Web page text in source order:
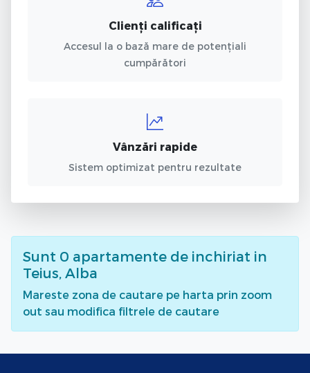
Clienți calificați
Accesul la o bază mare de potențiali
cumpărători
Vânzări rapide
Sistem optimizat pentru rezultate
Sunt 0 apartamente de inchiriat in
Teius, Alba
Mareste zona de cautare pe harta prin zoom
out sau modifica filtrele de cautare